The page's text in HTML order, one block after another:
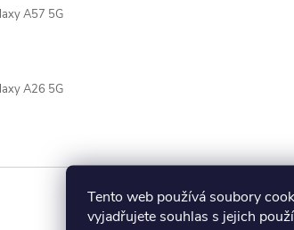
Tento web používá soubory
vyjadřujete souhlas s jejich
A57 5G
A26 5G